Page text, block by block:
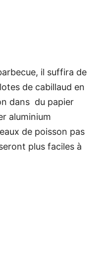
il suffira de
de cabillaud en
dans du papier
aluminium
de poisson pas
plus faciles à